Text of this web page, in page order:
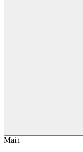
Main